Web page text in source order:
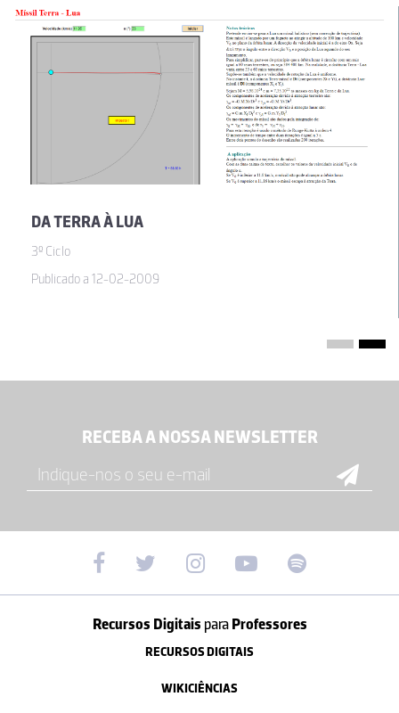
DA TERRA À LUA
3º Ciclo
Publicado a 12-02-2009
RECEBA A NOSSA NEWSLETTER
Recursos Digitais paraProfessores
RECURSOS DIGITAIS
WIKICIÊNCIAS